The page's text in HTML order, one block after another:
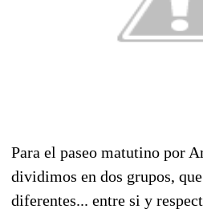
Para el paseo matutino por
dividimos en dos grupos,
diferentes... entre si y